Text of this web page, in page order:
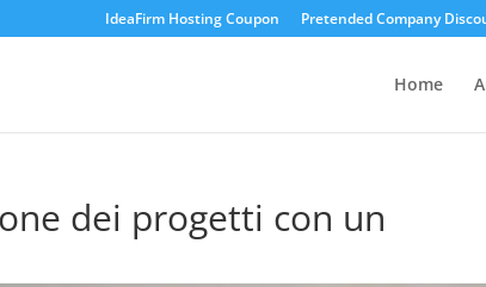
IdeaFirm Hosting Coupon Pretended Company
Home
dei progetti con un